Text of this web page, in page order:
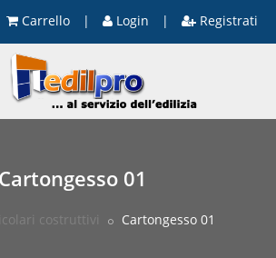
Carrello | Login | Registrati
Cartongesso 01
costruttivi Cartongesso 01